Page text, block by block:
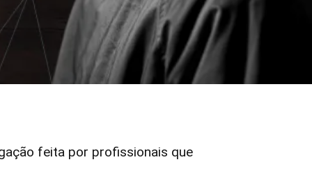
feita por profissionais que